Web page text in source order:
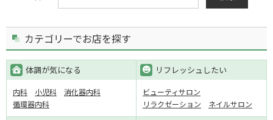
カテゴリーでお店を探す
体調が気になる
内科 小児科
消化器内科
循環器内科
リフレッシュしたい
ビューティサロン
リラクゼーション
ネイルサロン